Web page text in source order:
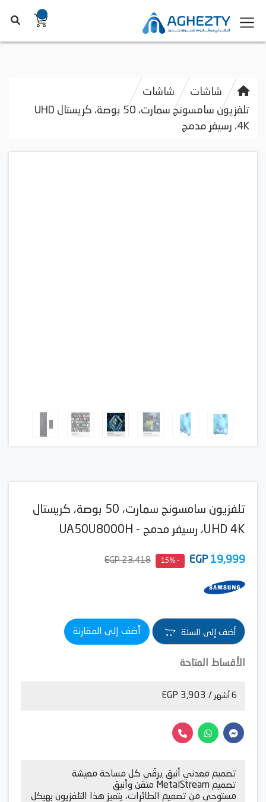
شاشات
شاشات
تلفزيون سامسونج سمارت، 50 بوصة، كريستال UHD
4K، رسيفر مدمج
تلفزيون سامسونج سمارت، 50 بوصة، كريستال
UHD 4K، رسيفر مدمج - UA50U8000H
19,999
EGP
- 15%
23,418 EGP
أضف إلى السلة أضف إلى المقارنة
الأقساط المتاحة
6 أشهر / 3,903 EGP
تصميم معدني أنيق يرقّي كل مساحة معيشة
تصميم MetalStream متقن وأنيق
مستوحى من تصميم الطائرات، يتميز هذا التلفزيون بهيكل